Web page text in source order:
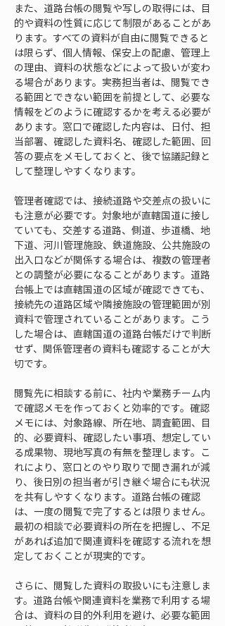
また、道路台帳の閲覧や写しの取得には、目
的や資料の性質に応じて制限があることがあ
ります。すべての資料が自由に閲覧できると
は限らず、個人情報、保安上の配慮、管理上
の理由、資料の状態などによって扱いが変わ
る場合があります。実務担当者は、閲覧でき
る範囲とできない範囲を前提として、必要な
情報をどのように確認するかを考える必要が
あります。窓口で確認した内容は、日付、担
当部署、確認した資料名、確認した範囲、回
答の要点をメモしておくと、後で協議記録と
して整理しやすくなります。
管理者確認では、接続道路や交差点の扱いに
も注意が必要です。対象地が直轄国道に接し
ていても、交差する道路、側道、歩道橋、地
下道、河川管理施設、鉄道施設、公共施設の
出入口などが関係する場合は、複数の管理者
との調整が必要になることがあります。道路
台帳上では直轄国道の区域が確認できても、
接続先の道路区域や隣接施設の管理範囲が別
資料で管理されていることがあります。こう
した場合は、直轄国道の道路台帳だけで判断
せず、関係管理者の資料も確認することが大
切です。
閲覧先に相談する前に、社内や業務チーム内
で確認メモを作っておくと効率的です。確認
メモには、対象路線、所在地、調査範囲、目
的、必要資料、確認したい事項、想定してい
る成果物、現地写真の有無を整理します。こ
れにより、窓口とのやり取りで聞き漏れが減
り、後日別の担当者が引き継ぐ場合にも状況
を共有しやすくなります。道路台帳の確認
は、一度の閲覧で完了するとは限りません。
最初の相談で必要資料の所在を把握し、不足
があれば追加で関連資料を確認する流れを想
定しておくことが現実的です。
さらに、閲覧した資料の取扱いにも注意しま
す。道路台帳や関連資料を業務で利用する場
合は、資料の目的外利用を避け、必要な範囲